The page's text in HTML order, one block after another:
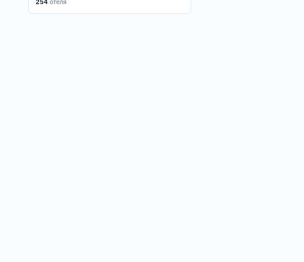
254 отеля